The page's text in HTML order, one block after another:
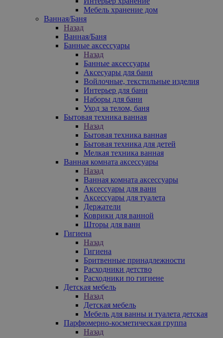
Мебель хранение дом
Ванная/Баня
Назад
Ванная/Баня
Банные аксессуары
Назад
Банные аксессуары
Аксесуары для бани
Войлочные, текстильные изделия
Интерьер для бани
Наборы для бани
Уход за телом, баня
Бытовая техника ванная
Назад
Бытовая техника ванная
Бытовая техника для детей
Мелкая техника ванная
Ванная комната аксессуары
Назад
Ванная комната аксессуары
Аксессуары для ванн
Аксессуары для туалета
Держатели
Коврики для ванной
Шторы для ванн
Гигиена
Назад
Гигиена
Бритвенные принадлежности
Расходники детство
Расходники по гигиене
Детская мебель
Назад
Детская мебель
Мебель для ванны и туалета детская
Парфюмерно-косметическая группа
Назад